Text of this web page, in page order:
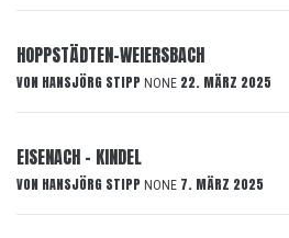
HOPPSTÄDTEN-WEIERSBACH
VON HANSJÖRG STIPP NONE 22. MÄRZ 2025
EISENACH – KINDEL
VON HANSJÖRG STIPP NONE 7. MÄRZ 2025